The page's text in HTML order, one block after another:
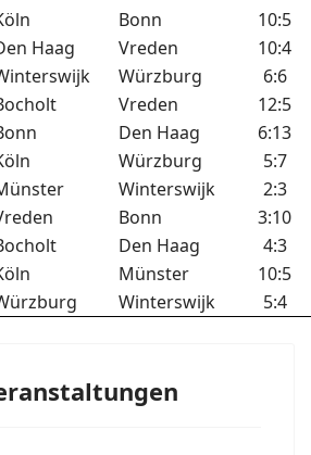
Bonn
10:5
Haag Vreden
10:4
Würzburg
6:6
Vreden
12:5
Den Haag
6:13
Würzburg
5:7
Winterswijk
2:3
Bonn
3:10
Den Haag
4:3
Münster
10:5
Winterswijk 5:4